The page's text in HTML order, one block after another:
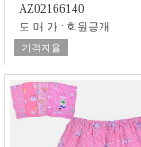
AZ02166140
도매가 : 회원공개
가격자율